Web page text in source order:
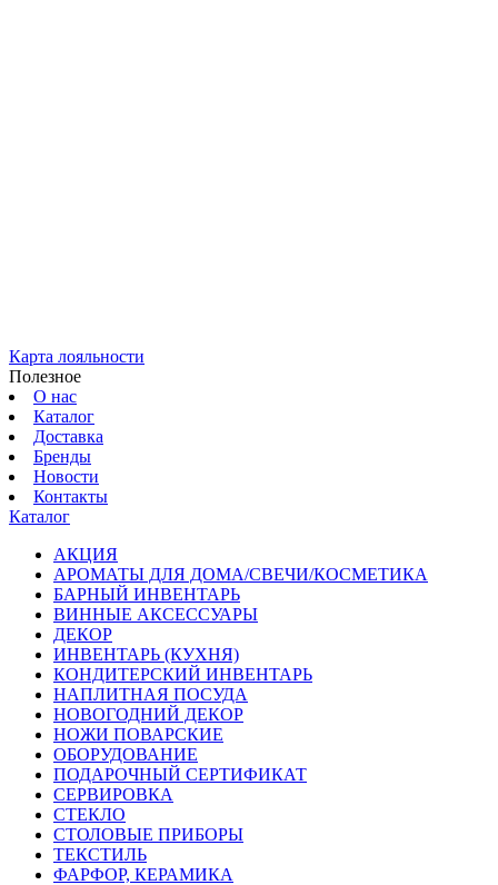
Карта лояльности
Полезное
О нас
Каталог
Доставка
Бренды
Новости
Контакты
Каталог
АКЦИЯ
АРОМАТЫ ДЛЯ ДОМА/СВЕЧИ/КОСМЕТИКА
БАРНЫЙ ИНВЕНТАРЬ
ВИННЫЕ АКСЕССУАРЫ
ДЕКОР
ИНВЕНТАРЬ (КУХНЯ)
КОНДИТЕРСКИЙ ИНВЕНТАРЬ
НАПЛИТНАЯ ПОСУДА
НОВОГОДНИЙ ДЕКОР
НОЖИ ПОВАРСКИЕ
ОБОРУДОВАНИЕ
ПОДАРОЧНЫЙ СЕРТИФИКАТ
СЕРВИРОВКА
СТЕКЛО
СТОЛОВЫЕ ПРИБОРЫ
ТЕКСТИЛЬ
ФАРФОР, КЕРАМИКА